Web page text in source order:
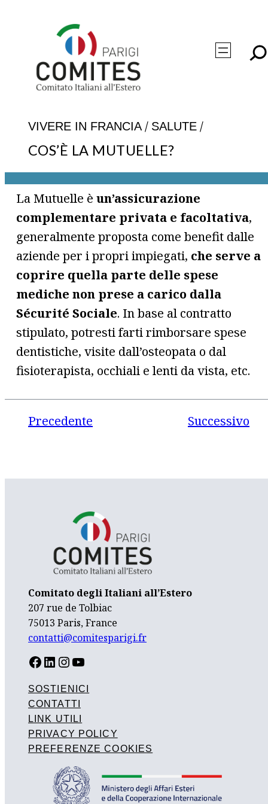
VIVERE IN FRANCIA/ SALUTE /
COS’È LA MUTUELLE?
La Mutuelle è un’assicurazione
complementare privata e facoltativa,
generalmente proposta come benefit dalle
aziende per i propri impiegati, che serve a
coprire quella parte delle spese
mediche non prese a carico dalla
Sécurité Sociale. In base al contratto
stipulato, potresti farti rimborsare spese
dentistiche, visite dall’osteopata o dal
fisioterapista, occhiali e lenti da vista, etc.
Precedente Successivo
Comitato degli Italiani all’Estero
207 rue de Tolbiac
75013 Paris, France
contatti@comitesparigi.fr
FACEBOOK LINKEDIN INSTAGRAM YOUTUBE
SOSTIENICI
CONTATTI
LINK UTILI
PRIVACY POLICY
PREFERENZE COOKIES